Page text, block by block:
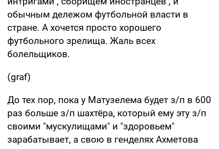
обычным дележом футбольной власти в
стране. А хочется просто хорошего
футбольного зрелища. Жаль всех
болельщиков.
(graf)
До тех пор, пока у Матузелема будет з/п в 600
раз больше з/п шахтёра, который ему эту з/п
своими "мускулищами" и "здоровьем"
зарабатывает, а свою в генделях Ахметова